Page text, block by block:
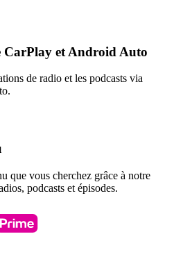
CarPlay et Android Auto
de radio et les podcasts via
que vous cherchez grâce à notre
podcasts et épisodes.